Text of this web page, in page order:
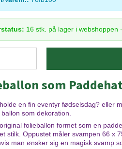
16 stk. på lager i webshoppen -
som
en fin eventyr fødselsdag? eller
som dekoration.
folieballon formet som en
stilk. Oppustet måler svampen 66 x
man ønsker sig en magisk svamp